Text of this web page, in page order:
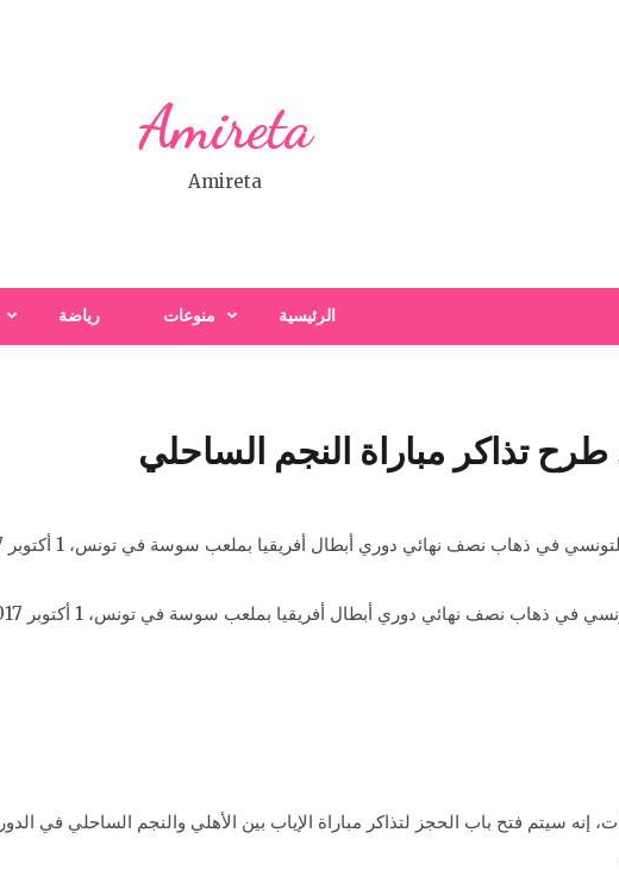
Amireta
Amireta
الرئيسية منوعات رياضة
طرح تذاكر مباراة النجم الساحلي
نصف نهائي دوري أبطال أفريقيا بملعب سوسة في تونس، 1 أكتوبر 2017. – صورة أرشيفية
إنه سيتم فتح باب الحجز لتذاكر مباراة الإياب بين الأهلي والنجم الساحلي في